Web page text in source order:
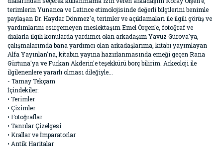
terimlerin Yunanca ve Latince etimolojisinde değerli bilgilerini benimle
paylaşan Dr. Haydar Dönmez'e, terimler ve açıklamaları ile ilgili görüş ve
yardımlarını esirgemeyen meslektaşım Emel Örgen'e, fotoğraf ve
dialarla ilgili konularda yardımcı olan arkadaşım Yavuz Gürova'ya,
çalışmalarımda bana yardımcı olan arkadaşlarıma, kitabı yayımlayan
Alfa Yayınlan'na, kitabın yayına hazırlanmasında emeği geçen Rana
Gürtuna'ya ve Furkan Akderin'e teşekkürü borç bilirim. Arkeoloji ile
ilgilenenlere yararlı olması dileğiyle...
- Tamay Tekçam
İçindekiler:
• Terimler
• Çizimler
• Fotoğraflar
• Tanrılar Çizelgesi
• Krallar ve İmparatorlar
• Antik Haritalar